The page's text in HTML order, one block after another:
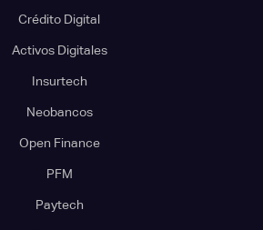
Crédito Digital
Activos Digitales
Insurtech
Neobancos
Open Finance
PFM
Paytech